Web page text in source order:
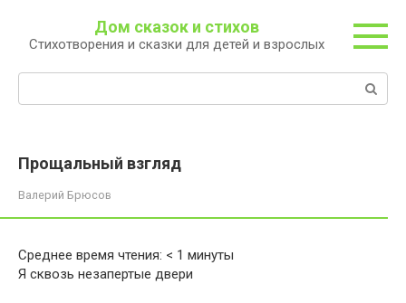
контенту
Дом сказок и стихов
Стихотворения и сказки для детей и взрослых
Прощальный взгляд
Валерий Брюсов
Среднее время чтения: < 1 минуты
Я сквозь незапертые двери